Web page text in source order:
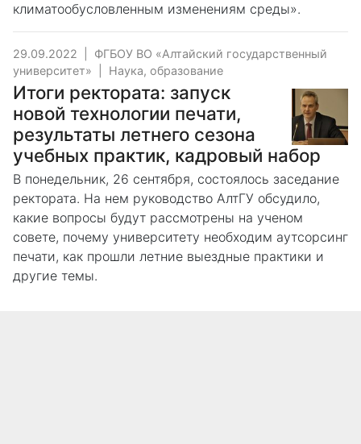
климатообусловленным изменениям среды».
29.09.2022
ФГБОУ ВО «Алтайский государственный
университет»
Наука, образование
Итоги ректората: запуск
новой технологии печати,
результаты летнего сезона
учебных практик, кадровый набор
В понедельник, 26 сентября, состоялось заседание
ректората. На нем руководство АлтГУ обсудило,
какие вопросы будут рассмотрены на ученом
совете, почему университету необходим аутсорсинг
печати, как прошли летние выездные практики и
другие темы.